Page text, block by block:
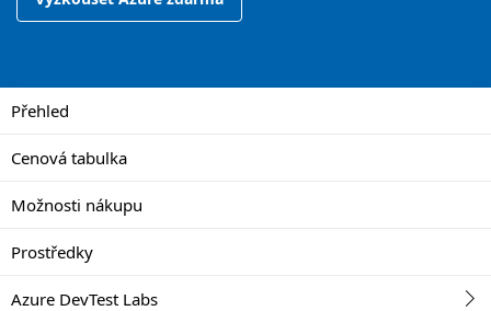
Přehled
Cenová tabulka
Možnosti nákupu
Prostředky
Azure DevTest Labs